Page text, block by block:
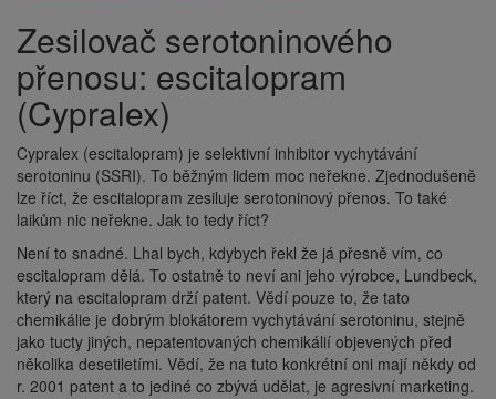
Zesilovač serotoninového
přenosu: escitalopram
(Cypralex)
Cypralex (escitalopram) je selektivní inhibitor vychytávání
serotoninu (SSRI). To běžným lidem moc neřekne. Zjednodušeně
lze říct, že escitalopram zesiluje serotoninový přenos. To také
laikům nic neřekne. Jak to tedy říct?
Není to snadné. Lhal bych, kdybych řekl že já přesně vím, co
escitalopram dělá. To ostatně to neví ani jeho výrobce, Lundbeck,
který na escitalopram drží patent. Vědí pouze to, že tato
chemikálie je dobrým blokátorem vychytávání serotoninu, stejně
jako tucty jiných, nepatentovaných chemikálií objevených před
několika desetiletími. Vědí, že na tuto konkrétní oni mají někdy od
r. 2001 patent a to jediné co zbývá udělat, je agresivní marketing.